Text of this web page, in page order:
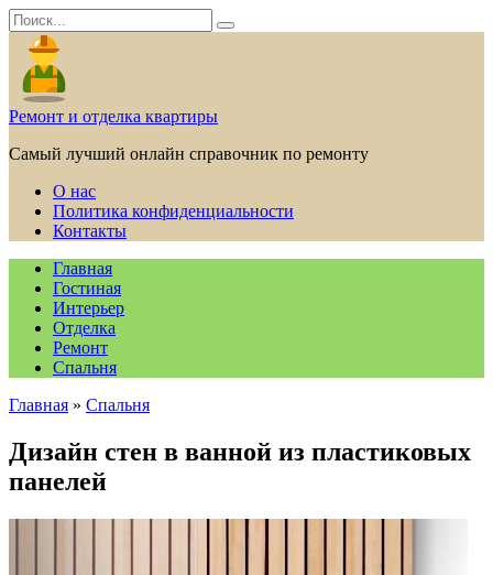
Перейти
к
содержанию
Search
for:
Ремонт и отделка квартиры
Самый лучший онлайн справочник по ремонту
О нас
Политика конфиденциальности
Контакты
Главная
Гостиная
Интерьер
Отделка
Ремонт
Спальня
Главная » Спальня
Дизайн стен в ванной из пластиковых
панелей